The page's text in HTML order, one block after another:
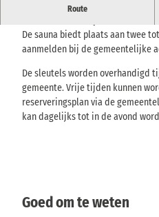
Route
Kleine sauna in de kelder van
De sauna biedt plaats aan twee
aanmelden bij de gemeentelijke
De sleutels worden overhandigd
gemeente. Vrije tijden kunnen
reserveringsplan via de
kan dagelijks tot in de avond
Goed om te weten